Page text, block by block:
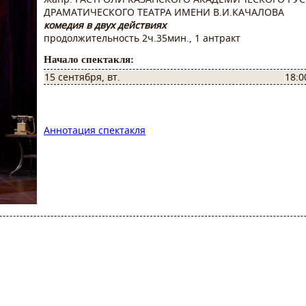
ДРАМАТИЧЕСКОГО ТЕАТРА ИМЕНИ В.И.КАЧАЛОВА
комедия в двух действиях
продолжительность 2ч.35мин., 1 антракт
Начало спектакля:
15 сентября, вт.
Аннотация спектакля